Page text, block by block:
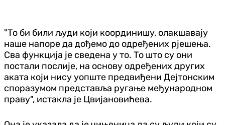
"То би били људи који координишу, олакшавају
наше напоре да дођемо до одређених рјешења.
Сва функција је сведена у то. То што су они
постали послије, на основу одређених других
аката који нису уопште предвиђени Дејтонским
споразумом представља ругање међународном
праву", истакла је Цвијановићева.